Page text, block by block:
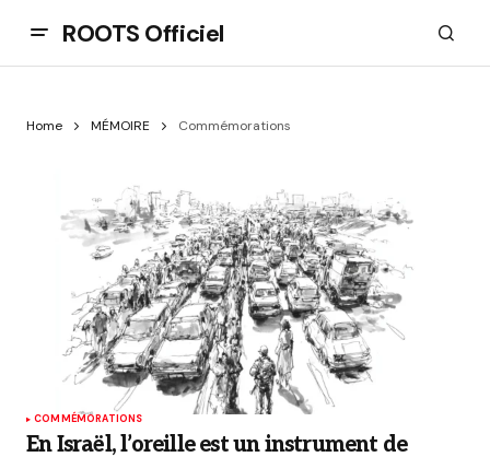
ROOTS Officiel
Home MÉMOIRE Commémorations
COMMÉMORATIONS
En Israël, l’oreille est un instrument de